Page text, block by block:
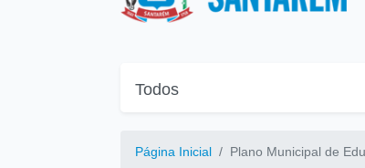
Página Inicial Plano Municipal de